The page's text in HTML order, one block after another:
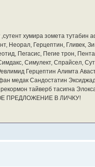
,сутент хумира зомета
Неорал, Герцептин, Гливек,
Пегасис, Пегие трон,
Симулект, Спрайсел,
Герцептин Алимта
медак Сандостатин
тайверб тасигна
ПРЕДЛОЖЕНИЕ В ЛИЧКУ!